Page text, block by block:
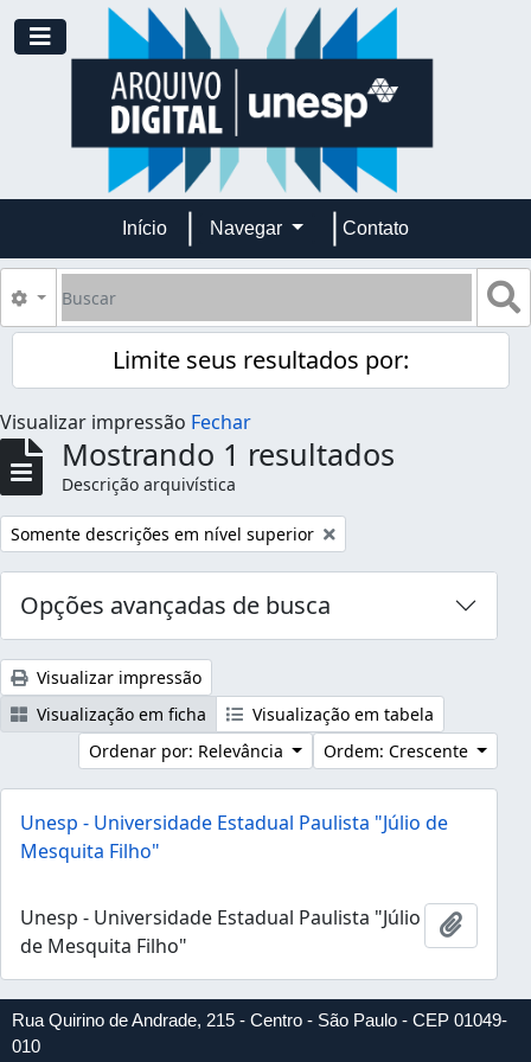
Skip to main content
Toggle navigation
Início Navegar Contato
Buscar
Opções de busca
Limite seus resultados por:
Visualizar impressão Fechar
Mostrando 1 resultados
Descrição arquivística
Remover filtro:
Somente descrições em nível superior
Opções avançadas de busca
Visualizar impressão
Visualização em ficha
Visualização em tabela
Ordenar por: Relevância
Ordem: Crescente
Unesp - Universidade Estadual Paulista "Júlio de
Mesquita Filho"
Unesp - Universidade Estadual Paulista "Júlio
de Mesquita Filho"
Rua Quirino de Andrade, 215 - Centro - São Paulo - CEP 01049-
010